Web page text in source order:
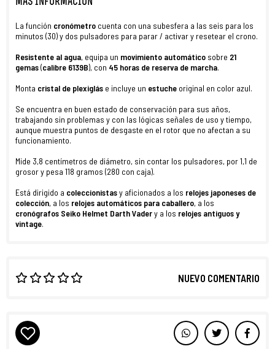
La función cronómetro cuenta con una subesfera a las seis para los
minutos (30) y dos pulsadores para parar / activar y resetear el crono.
Resistente al agua, equipa un movimiento automático sobre 21
gemas(calibre 6139B), con 45 horas de reserva de marcha.
Monta cristal de plexiglás e incluye un estuche original en color azul.
Se encuentra en buen estado de conservación para sus años,
trabajando sin problemas y con las lógicas señales de uso y tiempo,
aunque muestra puntos de desgaste en el rotor que no afectan a su
funcionamiento.
Mide 3,8 centímetros de diámetro, sin contar los pulsadores, por 1,1 de
grosor y pesa 118 gramos (280 con caja).
Está dirigido a coleccionistasy aficionados a los relojes japoneses de
colección, a los relojes automáticos para caballero, a los
cronógrafos Seiko Helmet Darth Vadery a los relojes antiguos y
vintage.
NUEVO COMENTARIO